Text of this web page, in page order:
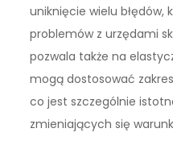
uniknięcie wielu błędów,
problemów z urzędami
pozwala także na
mogą dostosować
co jest szczególnie
zmieniających się